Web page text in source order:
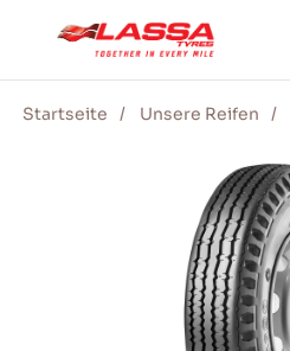
ALLE LASSA REIFEN
FINDE EINEN HANDLER
BLOG & VIDEOS
Startseite Unsere Reifen